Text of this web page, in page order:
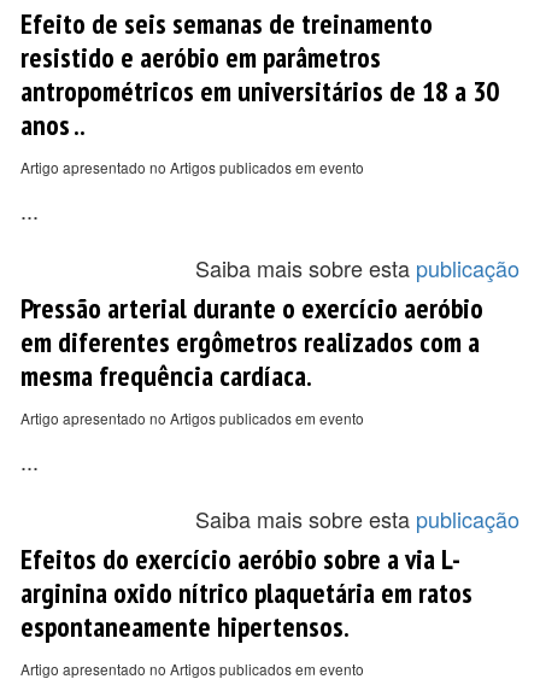
Efeito de seis semanas de treinamento
resistido e aeróbio em parâmetros
antropométricos em universitários de 18 a 30
anos ..
Artigo apresentado no Artigos publicados em evento
...
Saiba mais sobre esta publicação
Pressão arterial durante o exercício aeróbio
em diferentes ergômetros realizados com a
mesma frequência cardíaca.
Artigo apresentado no Artigos publicados em evento
...
Saiba mais sobre esta publicação
Efeitos do exercício aeróbio sobre a via L-
arginina oxido nítrico plaquetária em ratos
espontaneamente hipertensos.
Artigo apresentado no Artigos publicados em evento